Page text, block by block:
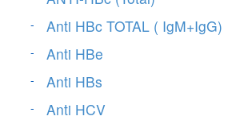
Anti HBc TOTAL ( IgM+IgG)
Anti HBe
Anti HBs
Anti HCV